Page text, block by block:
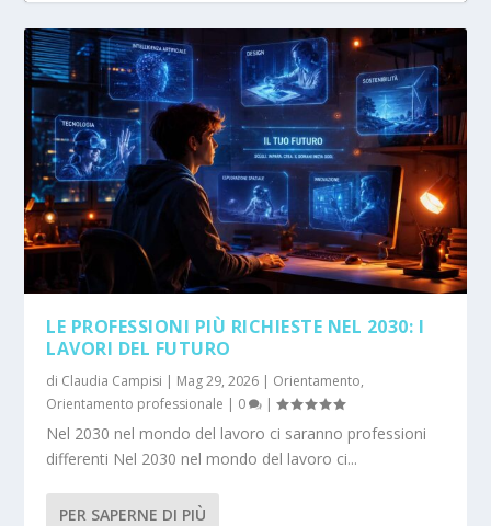
LE PROFESSIONI PIÙ RICHIESTE NEL 2030: I
LAVORI DEL FUTURO
di Claudia Campisi | Mag 29, 2026 | Orientamento,
Orientamento professionale | 0 |
Nel 2030 nel mondo del lavoro ci saranno professioni
differenti Nel 2030 nel mondo del lavoro ci...
PER SAPERNE DI PIÙ